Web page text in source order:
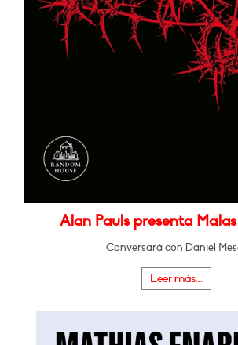
Alan Pauls presenta
Conversará con Daniel
Leer más...